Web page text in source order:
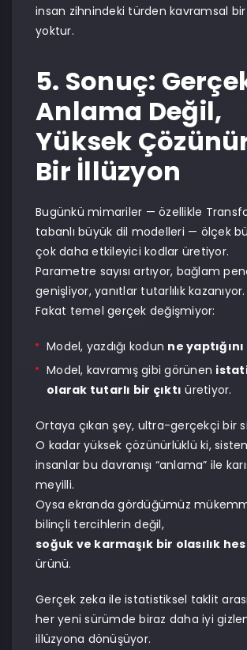
insan zihnindeki türden kavramsal
yoktur.
5. Sonuç:
Anlama Değil,
Yüksek
Bir İllüzyon
Bugünkü mimariler — özellikle
tabanlı büyük dil modelleri — ölçek
çok daha etkileyici kodlar üretiyor.
Parametre sayısı artıyor, bağlam
genişliyor, yanıtlar tutarlılık kazanıyor.
Fakat temel gerçek değişmiyor:
Model, yazdığı kodun ne yaptığını
Model, kavramış gibi görünen
olarak tutarlı bir çıktı üretiyor.
Ortaya çıkan şey, ultra-gerçekçi bir
O kadar yüksek çözünürlüklü ki,
insanlar bu davranışı “anlama” ile
meyilli.
Oysa ekranda gördüğümüz
bilinçli tercihlerin değil,
soğuk ve karmaşık bir olasılık
ürünü.
Gerçek zeka ile istatistiksel taklit
her yeni sürümde biraz daha iyi
illüzyona dönüşüyor.